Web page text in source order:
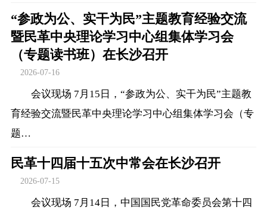
“参政为公、实干为民”主题教育经验交流
暨民革中央理论学习中心组集体学习会
（专题读书班）在长沙召开
2026-07-16
会议现场 7月15日，“参政为公、实干为民”主题教
育经验交流暨民革中央理论学习中心组集体学习会（专
题…
民革十四届十五次中常会在长沙召开
2026-07-15
会议现场 7月14日，中国国民党革命委员会第十四